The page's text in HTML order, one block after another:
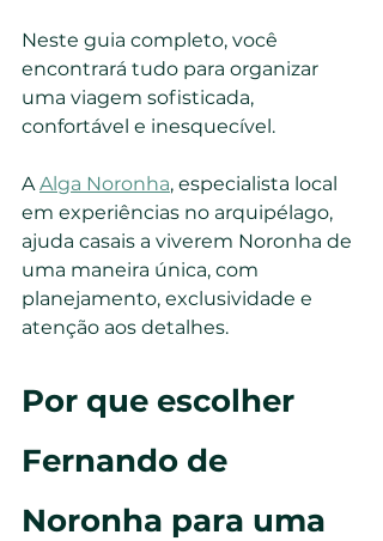
Neste guia completo, você
encontrará tudo para organizar
uma viagem sofisticada,
confortável e inesquecível.
A Alga Noronha, especialista local
em experiências no arquipélago,
ajuda casais a viverem Noronha de
uma maneira única, com
planejamento, exclusividade e
atenção aos detalhes.
Por que escolher
Fernando de
Noronha para uma